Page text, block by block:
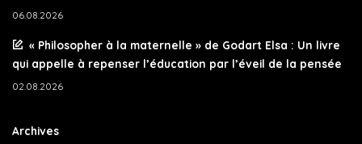
06.08.2026
« Philosopher à la maternelle » de Godart Elsa : Un livre
qui appelle à repenser l’éducation par l’éveil de la pensée
02.08.2026
Archives